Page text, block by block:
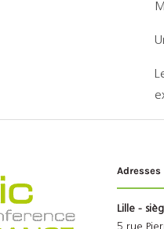
Adresses
Lille -